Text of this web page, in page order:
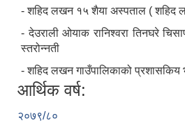
- शहिद लखन १५ शैया अस्पताल ( शहिद
- देउराली ओयाक रानिश्वरा तिनघरे
स्तरोन्नती
- शहिद लखन गाउँपालिकाको प्रशासकिय
आर्थिक वर्ष:
२०७९/८०